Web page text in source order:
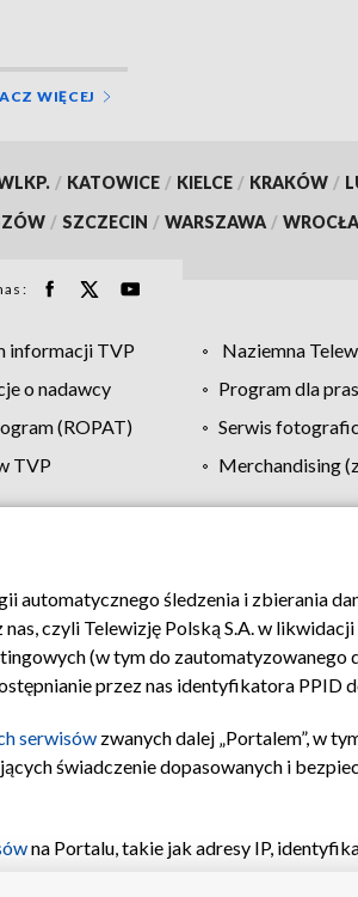
WIĘCEJ
/ KATOWICE / KIELCE / KRAKÓW /
/ SZCZECIN / WARSZAWA /
informacji TVP Naziemna
o nadawcy
Program dla
(ROPAT)
Serwis
TVP
Merchandising
Moje zgody Pomoc Biuro reklamy
śledzenia i zbierania
czyli Telewizję Polską S.A. w likwidacji
(w tym do
przez nas identyfikatora PPID
serwisów zwanych dalej „Portalem”, w
świadczenie dopasowanych i
na Portalu, takie jak adresy IP,